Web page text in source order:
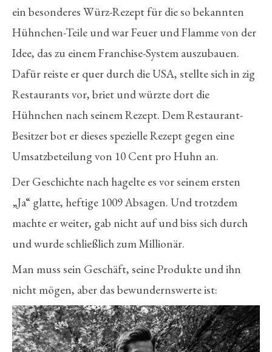
ein besonderes Würz-Rezept für die so bekannten
Hühnchen-Teile und war Feuer und Flamme von der
Idee, das zu einem Franchise-System auszubauen.
Dafür reiste er quer durch die USA, stellte sich in zig
Restaurants vor, briet und würzte dort die
Hühnchen nach seinem Rezept. Dem Restaurant-
Besitzer bot er dieses spezielle Rezept gegen eine
Umsatzbeteilung von 10 Cent pro Huhn an.
Der Geschichte nach hagelte es vor seinem ersten
„Ja“ glatte, heftige 1009 Absagen. Und trotzdem
machte er weiter, gab nicht auf und biss sich durch
und wurde schließlich zum Millionär.
Man muss sein Geschäft, seine Produkte und ihn
nicht mögen, aber das bewundernswerte ist: